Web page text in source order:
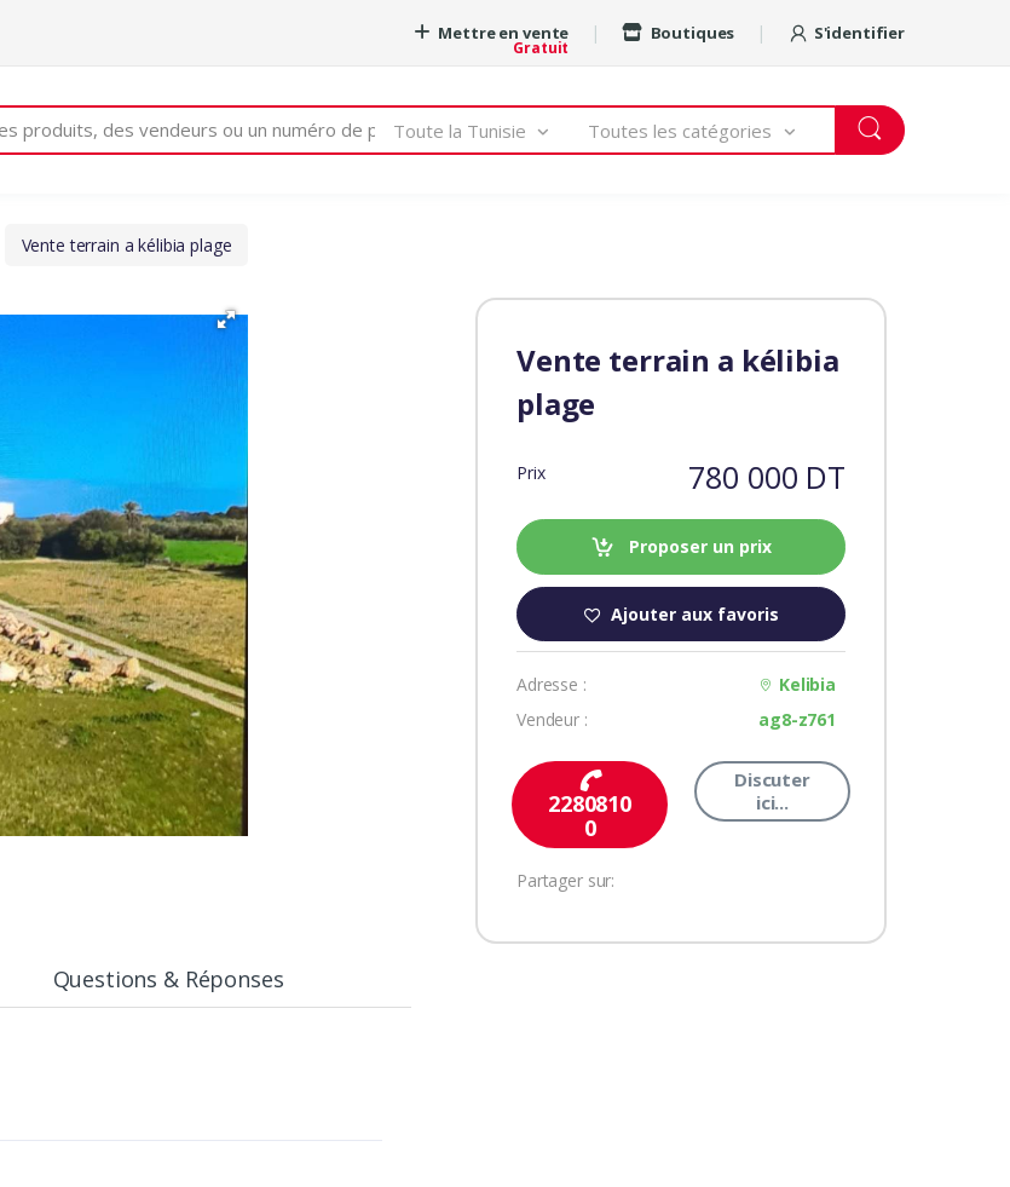
Mettre en vente
Gratuit
Boutiques S'identifier
Toute la Tunisie Toutes les catégories
Vente terrain a kélibia plage
Vente terrain a kélibia
plage
Prix 780 000 DT
Proposer un prix
Ajouter aux favoris
Adresse :
Kelibia
Vendeur :
ag8-z761
2280810
0
Discuter
ici...
Partager sur:
Questions & Réponses